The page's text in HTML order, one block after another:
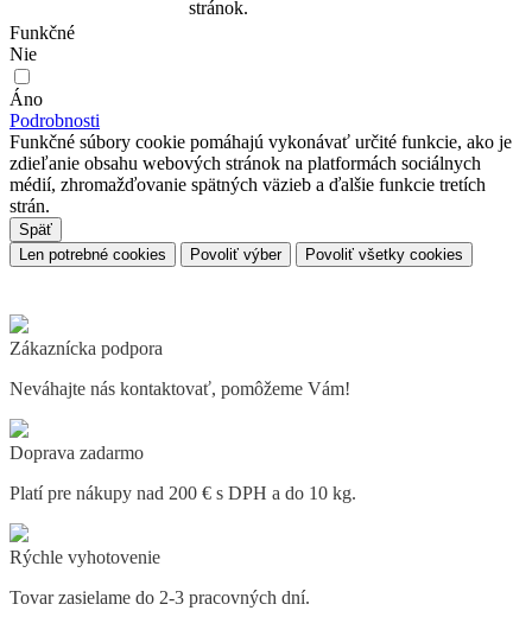
stránok.
Funkčné
Nie
Áno
Podrobnosti
Funkčné súbory cookie pomáhajú vykonávať určité funkcie, ako je
zdieľanie obsahu webových stránok na platformách sociálnych
médií, zhromažďovanie spätných väzieb a ďalšie funkcie tretích
strán.
Späť
Len potrebné cookies
Povoliť výber Povoliť všetky cookies
Zákaznícka podpora
Neváhajte nás kontaktovať, pomôžeme Vám!
Doprava zadarmo
Platí pre nákupy nad 200 € s DPH a do 10 kg.
Rýchle vyhotovenie
Tovar zasielame do 2-3 pracovných dní.